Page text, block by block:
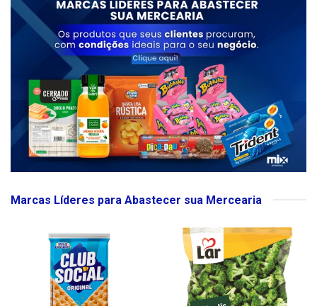
Marcas Líderes para Abastecer sua Mercearia